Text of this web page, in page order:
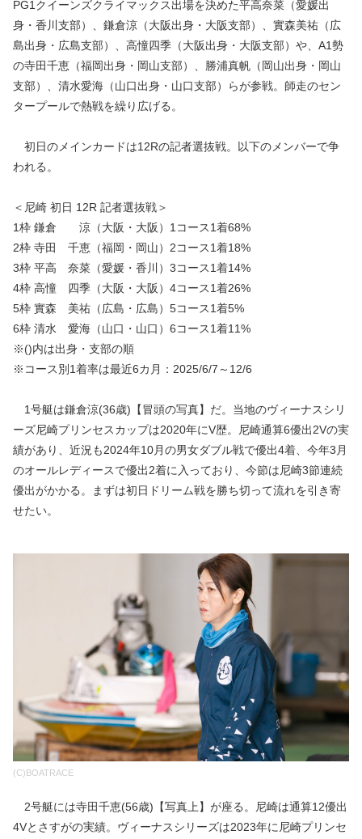
PG1クイーンズクライマックス出場を決めた平高奈菜（愛媛出
身・香川支部）、鎌倉涼（大阪出身・大阪支部）、實森美祐（広
島出身・広島支部）、高憧四季（大阪出身・大阪支部）や、A1勢
の寺田千恵（福岡出身・岡山支部）、勝浦真帆（岡山出身・岡山
支部）、清水愛海（山口出身・山口支部）らが参戦。師走のセン
タープールで熱戦を繰り広げる。
初日のメインカードは12Rの記者選抜戦。以下のメンバーで争
われる。
＜尼崎 初日 12R 記者選抜戦＞
1枠 鎌倉 涼（大阪・大阪）1コース1着68%
2枠 寺田 千恵（福岡・岡山）2コース1着18%
3枠 平高 奈菜（愛媛・香川）3コース1着14%
4枠 高憧 四季（大阪・大阪）4コース1着26%
5枠 實森 美祐（広島・広島）5コース1着5%
6枠 清水 愛海（山口・山口）6コース1着11%
※()内は出身・支部の順
※コース別1着率は最近6カ月：2025/6/7～12/6
1号艇は鎌倉涼(36歳)【冒頭の写真】だ。当地のヴィーナスシリ
ーズ尼崎プリンセスカップは2020年にV歴。尼崎通算6優出2Vの実
績があり、近況も2024年10月の男女ダブル戦で優出4着、今年3月
のオールレディースで優出2着に入っており、今節は尼崎3節連続
優出がかかる。まずは初日ドリーム戦を勝ち切って流れを引き寄
せたい。
(C)BOATRACE
2号艇には寺田千恵(56歳)【写真上】が座る。尼崎は通算12優出
4Vとさすがの実績。ヴィーナスシリーズは2023年に尼崎プリンセ